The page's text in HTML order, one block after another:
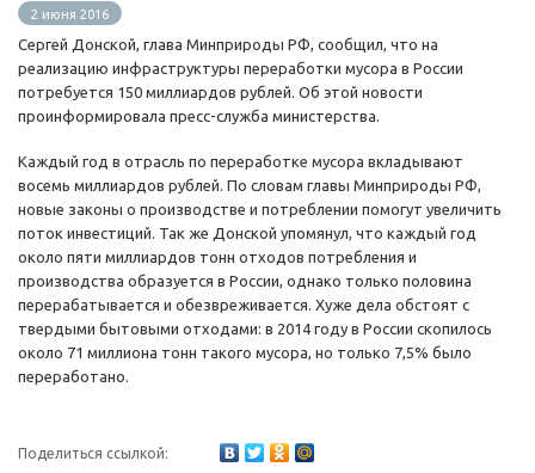
2 июня 2016
Сергей Донской, глава Минприроды РФ, сообщил, что на
реализацию инфраструктуры переработки мусора в России
потребуется 150 миллиардов рублей. Об этой новости
проинформировала пресс-служба министерства.
Каждый год в отрасль по переработке мусора вкладывают
восемь миллиардов рублей. По словам главы Минприроды РФ,
новые законы о производстве и потреблении помогут увеличить
поток инвестиций. Так же Донской упомянул, что каждый год
около пяти миллиардов тонн отходов потребления и
производства образуется в России, однако только половина
перерабатывается и обезвреживается. Хуже дела обстоят с
твердыми бытовыми отходами: в 2014 году в России скопилось
около 71 миллиона тонн такого мусора, но только 7,5% было
переработано.
Поделиться ссылкой: